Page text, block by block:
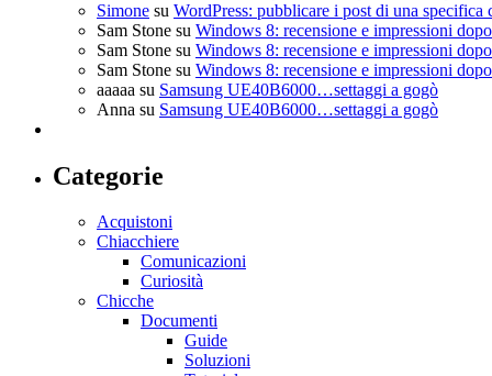
Simone su WordPress: pubblicare i post di una specifica
Sam Stone su Windows 8: recensione e impressioni
Sam Stone su Windows 8: recensione e impressioni
Sam Stone su Windows 8: recensione e impressioni
aaaaa su Samsung UE40B6000…settaggi a gogò
Anna su Samsung UE40B6000…settaggi a gogò
Categorie
Acquistoni
Chiacchiere
Comunicazioni
Curiosità
Chicche
Documenti
Guide
Soluzioni